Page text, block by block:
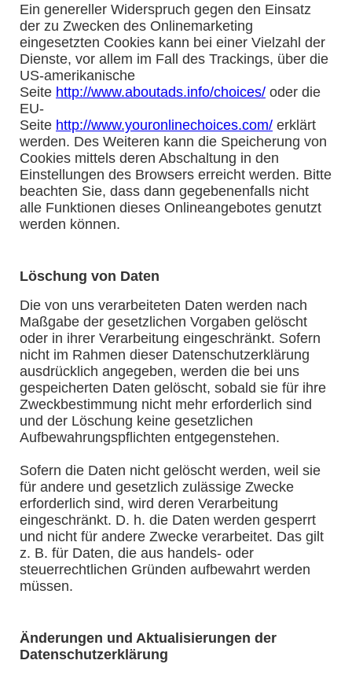
Ein genereller Widerspruch gegen den Einsatz
der zu Zwecken des Onlinemarketing
eingesetzten Cookies kann bei einer Vielzahl der
Dienste, vor allem im Fall des Trackings, über die
US-amerikanische
Seite http://www.aboutads.info/choices/ oder die
EU-
Seite http://www.youronlinechoices.com/ erklärt
werden. Des Weiteren kann die Speicherung von
Cookies mittels deren Abschaltung in den
Einstellungen des Browsers erreicht werden. Bitte
beachten Sie, dass dann gegebenenfalls nicht
alle Funktionen dieses Onlineangebotes genutzt
werden können.
Löschung von Daten
Die von uns verarbeiteten Daten werden nach
Maßgabe der gesetzlichen Vorgaben gelöscht
oder in ihrer Verarbeitung eingeschränkt. Sofern
nicht im Rahmen dieser Datenschutzerklärung
ausdrücklich angegeben, werden die bei uns
gespeicherten Daten gelöscht, sobald sie für ihre
Zweckbestimmung nicht mehr erforderlich sind
und der Löschung keine gesetzlichen
Aufbewahrungspflichten entgegenstehen.
Sofern die Daten nicht gelöscht werden, weil sie
für andere und gesetzlich zulässige Zwecke
erforderlich sind, wird deren Verarbeitung
eingeschränkt. D. h. die Daten werden gesperrt
und nicht für andere Zwecke verarbeitet. Das gilt
z. B. für Daten, die aus handels- oder
steuerrechtlichen Gründen aufbewahrt werden
müssen.
Änderungen und Aktualisierungen der
Datenschutzerklärung